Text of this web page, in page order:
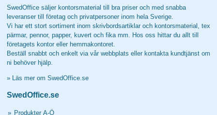
SwedOffice säljer kontorsmaterial till bra priser och med snabba
leveranser till företag och privatpersoner inom hela Sverige.
Vi har ett stort sortiment inom skrivbordsartiklar och kontorsmaterial, tex
pärmar, pennor, papper, kuvert och fika mm. Hos oss hittar du allt till
företagets kontor eller hemmakontoret.
Beställ snabbt och enkelt via vår webbplats eller kontakta kundtjänst om
ni behöver hjälp.
» Läs mer om SwedOffice.se
SwedOffice.se
» Produkter A-Ö